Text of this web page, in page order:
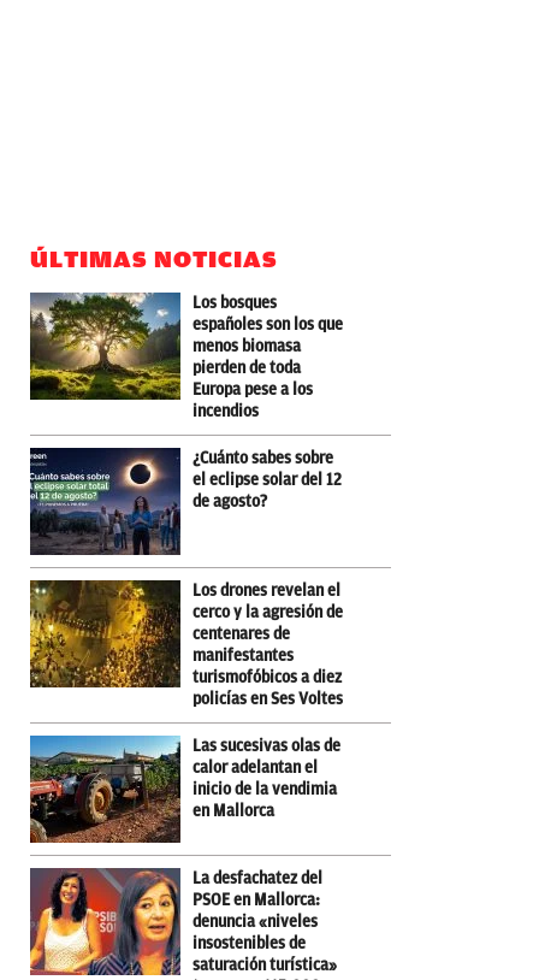
ÚLTIMAS NOTICIAS
Los bosques
españoles son los que
menos biomasa
pierden de toda
Europa pese a los
incendios
¿Cuánto sabes sobre
el eclipse solar del 12
de agosto?
Los drones revelan el
cerco y la agresión de
centenares de
manifestantes
turismofóbicos a diez
policías en Ses Voltes
Las sucesivas olas de
calor adelantan el
inicio de la vendimia
en Mallorca
La desfachatez del
PSOE en Mallorca:
denuncia «niveles
insostenibles de
saturación turística»